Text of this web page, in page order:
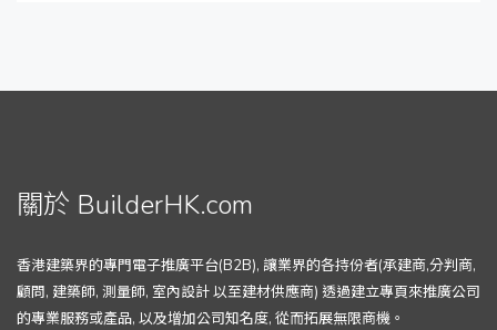
關於 BuilderHK.com
香港建築界的專門電子推廣平台(B2B), 讓業界的各持份者(承建商,分判商,
顧問, 建築師, 測量師, 室內設計 以至建材供應商) 透過建立專頁來推廣公司
的專業服務或產品, 以及增加公司知名度, 從而拓展無限商機。